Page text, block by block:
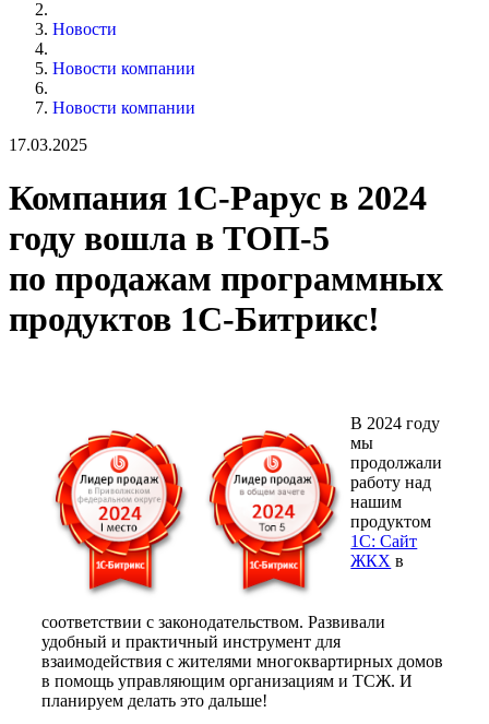
Новости
Новости компании
Новости компании
17.03.2025
Компания 1С-Рарус в 2024
году вошла в ТОП-5
по продажам программных
продуктов 1С-Битрикс!
В 2024 году
мы
продолжали
работу над
нашим
продуктом
1С: Сайт
ЖКХ в
соответствии с законодательством. Развивали
удобный и практичный инструмент для
взаимодействия с жителями многоквартирных домов
в помощь управляющим организациям и ТСЖ. И
планируем делать это дальше!